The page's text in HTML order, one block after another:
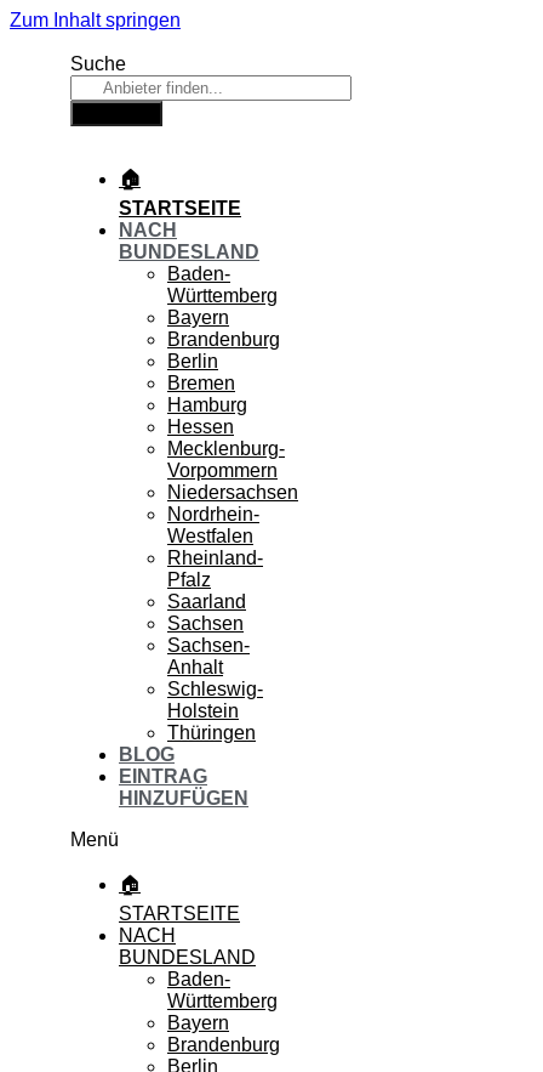
Zum Inhalt springen
Suche
🏠
STARTSEITE
NACH
BUNDESLAND
Baden-
Württemberg
Bayern
Brandenburg
Berlin
Bremen
Hamburg
Hessen
Mecklenburg-
Vorpommern
Niedersachsen
Nordrhein-
Westfalen
Rheinland-
Pfalz
Saarland
Sachsen
Sachsen-
Anhalt
Schleswig-
Holstein
Thüringen
BLOG
EINTRAG
HINZUFÜGEN
Menü
🏠
STARTSEITE
NACH
BUNDESLAND
Baden-
Württemberg
Bayern
Brandenburg
Berlin